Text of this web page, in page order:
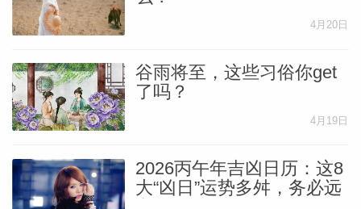
4月20日
谷雨将至，这些习俗你get
了吗？
4月19日
2026丙午年吉凶日历：这8
大“凶日”运势多舛，务必远